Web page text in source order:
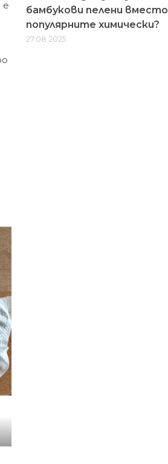
е
бамбукови пелени вместо
популярните химически?
27.08.2025